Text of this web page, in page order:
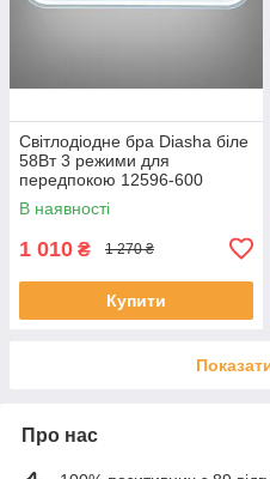
Світлодіодне бра Diasha біле
58Вт 3 режими для
передпокою 12596-600
В наявності
1 010 ₴ 1 270 ₴
Купити
Про нас